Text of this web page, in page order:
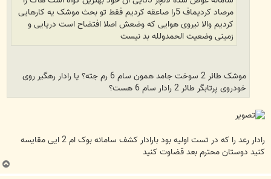
مرصاد کردیماف 5را صاعقه کردیم فقط تو بحث موشک یه کارهایی
کردیم والا نیروی هوایی که وضعش اصلا افتضاح است دریایی و
زمینی وضعیت الحمدولله بد نیست
موشک طائر 2 سوخت جامد همون سام 6 رم جته؟ یا رادار رهگیر روی
خودروی پرتابگر طائر 2 رادار سام 6 هست؟
رادار رعد را که در تست اولیه بود بارادار کشف سامانه بوک ام 2 ایی مقایسه
کنید دوستان محترم بعد قضاوت کنید
ب
ا